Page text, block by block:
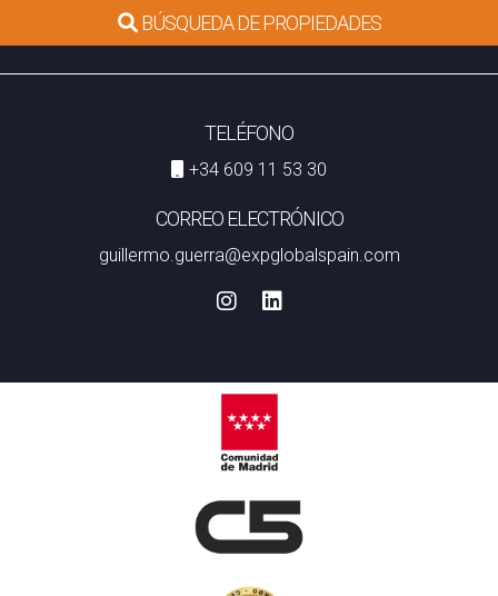
BÚSQUEDA DE PROPIEDADES
TELÉFONO
+34 609 11 53 30
CORREO ELECTRÓNICO
guillermo.guerra@expglobalspain.com